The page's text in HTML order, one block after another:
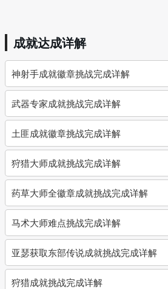
成就达成详解
神射手成就徽章挑战完成详解
武器专家成就挑战完成详解
土匪成就徽章挑战完成详解
狩猎大师成就挑战完成详解
药草大师全徽章成就挑战完成详解
马术大师难点挑战完成详解
亚瑟获取东部传说成就挑战完成详解
狩猎成就挑战完成详解